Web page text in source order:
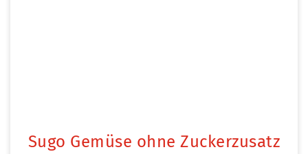
Sugo Gemüse ohne Zuckerzusatz